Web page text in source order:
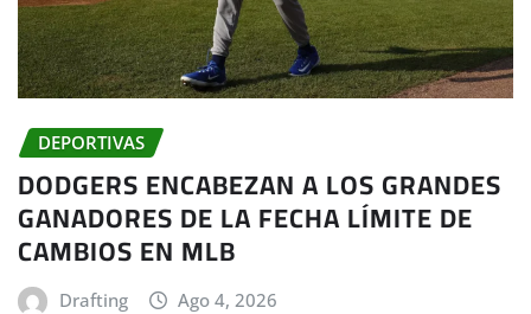
DEPORTIVAS
DODGERS ENCABEZAN A LOS GRANDES
GANADORES DE LA FECHA LÍMITE DE
CAMBIOS EN MLB
Drafting Ago 4, 2026